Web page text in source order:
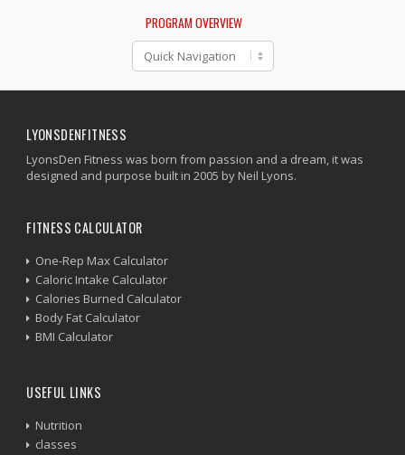
PROGRAM OVERVIEW
LYONSDENFITNESS
LyonsDen Fitness was born from passion and a dream, it was
designed and purpose built in 2005 by Neil Lyons.
FITNESS CALCULATOR
One-Rep Max Calculator
Caloric Intake Calculator
Calories Burned Calculator
Body Fat Calculator
BMI Calculator
USEFUL LINKS
Nutrition
classes